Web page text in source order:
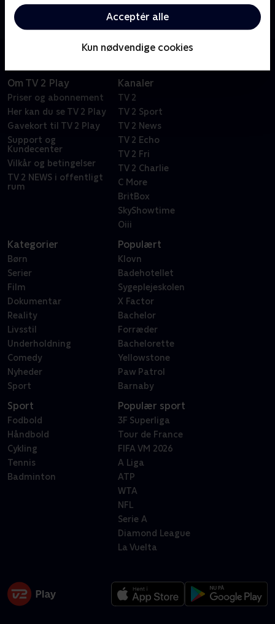
Acceptér alle
Kun nødvendige cookies
quizglade danskere står klar til at løse drilske
ordgåder
Om TV 2 Play
Priser og abonnement
Her kan du se TV 2 Play
Gavekort til TV 2 Play
Support og
Kundecenter
Vilkår og betingelser
TV 2 NEWS i offentligt
rum
Kanaler
TV 2
TV 2 Sport
TV 2 News
TV 2 Echo
TV 2 Fri
TV 2 Charlie
C More
BritBox
SkyShowtime
Oiii
Kategorier
Børn
Serier
Film
Dokumentar
Reality
Livsstil
Underholdning
Comedy
Nyheder
Sport
Populært
Klovn
Badehotellet
Sygeplejeskolen
X Factor
Bachelor
Forræder
Bachelorette
Yellowstone
Paw Patrol
Barnaby
Sport
Fodbold
Håndbold
Cykling
Tennis
Badminton
Populær sport
3F Superliga
Tour de France
FIFA VM 2026
A Liga
ATP
WTA
NFL
Serie A
Diamond League
La Vuelta